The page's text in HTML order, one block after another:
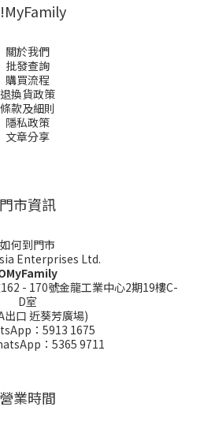
關於我們
批發查詢
購買流程
退換貨政策
條款及細則
隱私政策
文章分享
門市資訊
如何到門市
Enterprises Ltd.
- 170號金龍工業中心2期19樓C-
D室
出口 近葵芳廣場)
：5913 1675
：5365 9711
營業時間